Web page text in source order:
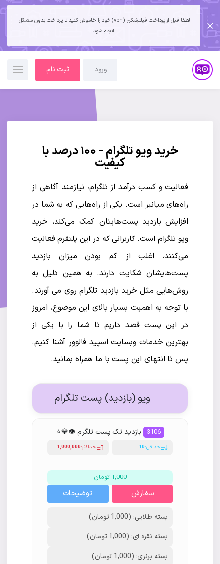
لطفا قبل از پرداخت فیلترشکن (vpn) خود را خاموش کنید تا پرداخت بدون مشکل
انجام شود
ورود ثبت نام
خرید ویو تلگرام - 100 درصد با
کیفیت
فعالیت و کسب درآمد از تلگرام، نیازمند آگاهی از
راه‌های میانبر است. یکی از راه‌هایی که به شما در
افزایش بازدید پست‌هایتان کمک می‌کند، خرید
ویو تلگرام است. کاربرانی که در این پلتفرم فعالیت
می‌کنند، اغلب از کم بودن میزان بازدید
پست‌هایشان شکایت دارند. به همین دلیل به
روش‌هایی مثل خرید بازدید تلگرام روی می‌ آورند.
با توجه به اهمیت بسیار بالای این موضوع، امروز
در این پست قصد داریم تا شما را با یکی از
بهترین خدمات وبسایت اسپید فالوور آشنا کنیم.
پس تا انتهای این پست با ما همراه بمانید.
ویو (بازدید) پست تلگرام
3106 بازدید تک پست تلگرام 👁💎⭐️
حداقل:10 حداکثر:1,000,000
1,000 تومان
سفارش توضیحات
بسته طلایی: (1,000 تومان)
بسته نقره ای: (1,000 تومان)
بسته برنزی: (1,000 تومان)